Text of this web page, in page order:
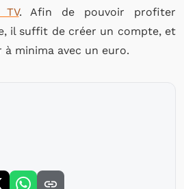
. Afin de pouvoir profiter
il suffit de créer un compte, et
minima avec un euro.